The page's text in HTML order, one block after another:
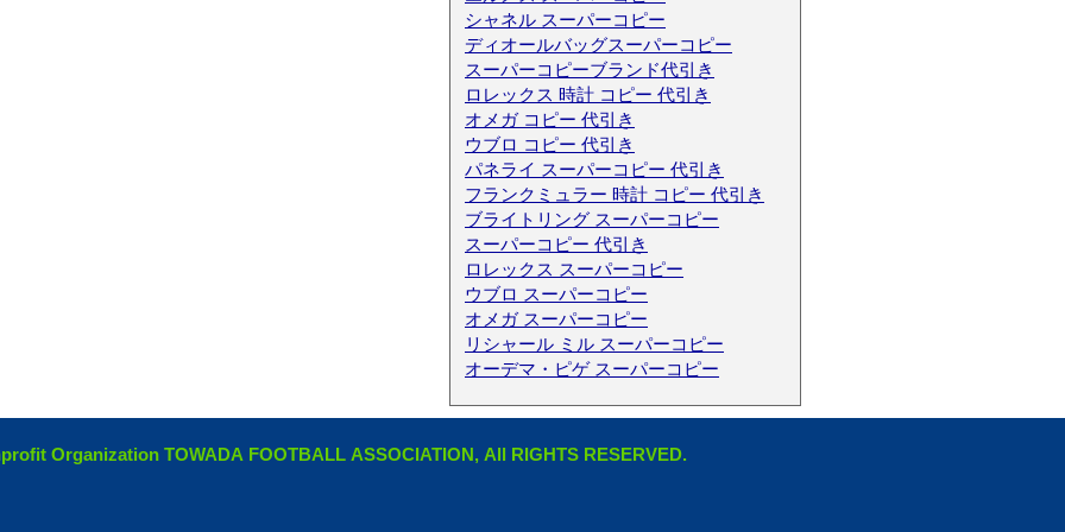
シャネル スーパーコピー
ディオールバッグスーパーコピー
スーパーコピーブランド代引き
ロレックス 時計 コピー 代引き
オメガ コピー 代引き
ウブロ コピー 代引き
パネライ スーパーコピー 代引き
フランクミュラー 時計 コピー 代引き
ブライトリング スーパーコピー
スーパーコピー 代引き
ロレックス スーパーコピー
ウブロ スーパーコピー
オメガ スーパーコピー
リシャール ミル スーパーコピー
オーデマ・ピゲ スーパーコピー
Organization TOWADA FOOTBALL ASSOCIATION, All RIGHTS RESERVED.